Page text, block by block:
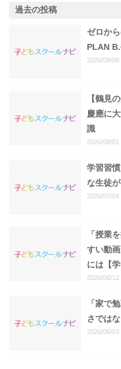
過去の投稿
ゼロか
PLAN
2026/08/08
【鶴見
慶應に
識
2026/08/01
学習習
な生徒
2026/07/04
「授業
すい動
には【
2026/06/12
「家で
さでは
2026/06/03